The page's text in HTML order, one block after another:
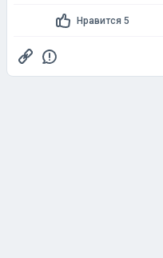
нам жизнь, вырастили
словах глубокий смысл.
подумать о том, какие
Нравится 5